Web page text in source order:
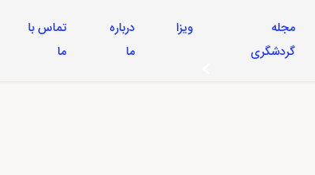
مجله
گردشگری
ویزا
درباره
ما
تماس با
ما